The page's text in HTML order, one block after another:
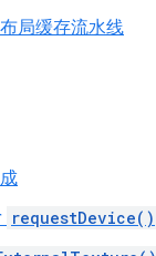
局缓存流水线
requestDevice()